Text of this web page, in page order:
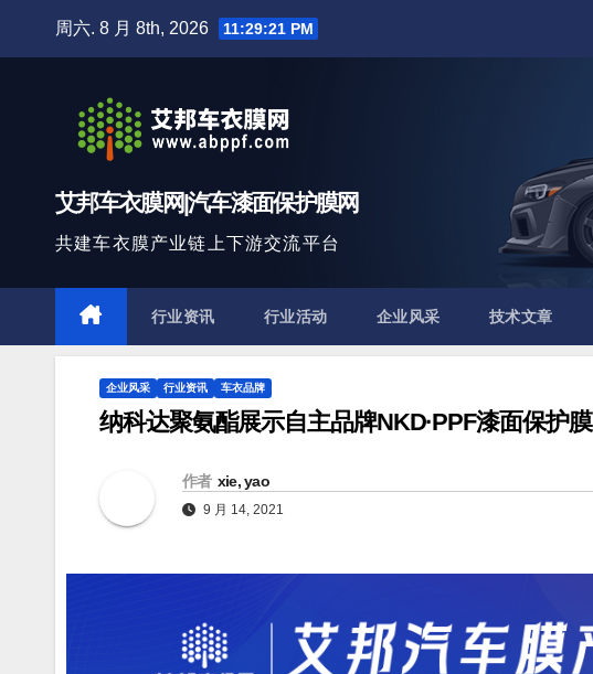
周六. 8 月 8th, 2026 11:29:23 PM
艾邦车衣膜网|汽车漆面保护膜网
共建车衣膜产业链上下游交流平台
行业资讯 行业活动 企业风采 技术文章
企业风采 行业资讯 车衣品牌
纳科达聚氨酯展示自主品牌NKD·PPF漆面保护膜
作者 xie, yao
9 月 14, 2021